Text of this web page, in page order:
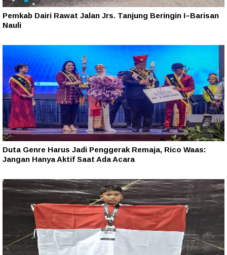
Pemkab Dairi Rawat Jalan Jrs. Tanjung Beringin I–Barisan
Nauli
Duta Genre Harus Jadi Penggerak Remaja, Rico Waas:
Jangan Hanya Aktif Saat Ada Acara